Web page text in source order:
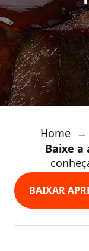
Home →
Baixe a
BAIXAR